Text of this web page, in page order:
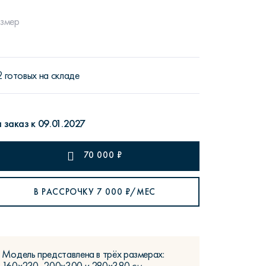
№1
готовых на складе
заказ к 09.01.2027
70 000 ₽
В РАССРОЧКУ 7 000 ₽/МЕС
Модель представлена в трёх размерах: